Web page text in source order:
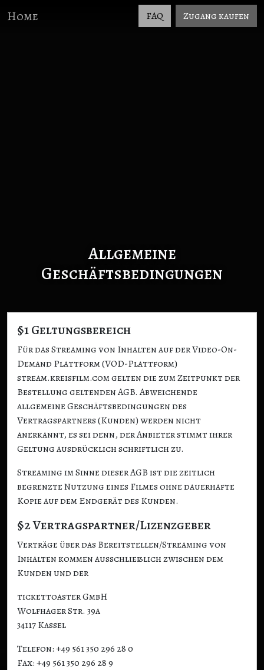
Home FAQ Zugang kaufen
Allgemeine
Geschäftsbedingungen
§1 Geltungsbereich
Für das Streaming von Inhalten auf der Video-On-
Demand Plattform (VOD-Plattform)
stream.kreisfilm.com gelten die zum Zeitpunkt der
Bestellung geltenden AGB. Abweichende
allgemeine Geschäftsbedingungen des
Vertragspartners (Kunden) werden nicht
anerkannt, es sei denn, der Anbieter stimmt ihrer
Geltung ausdrücklich schriftlich zu.
Streaming im Sinne dieser AGB ist die zeitlich
begrenzte Nutzung eines Filmes ohne dauerhafte
Kopie auf dem Endgerät des Kunden.
§2 Vertragspartner/Lizenzgeber
Verträge über das Bereitstellen/Streaming von
Inhalten kommen ausschließlich zwischen dem
Kunden und der
tickettoaster GmbH
Wolfhager Str. 39a
34117 Kassel
Telefon: +49 561 350 296 28 0
Fax: +49 561 350 296 28 9